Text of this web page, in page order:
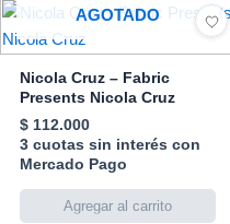
AGOTADO
Nicola Cruz – Fabric
Presents Nicola Cruz
$112.000
3 cuotas sin interés con
Mercado Pago